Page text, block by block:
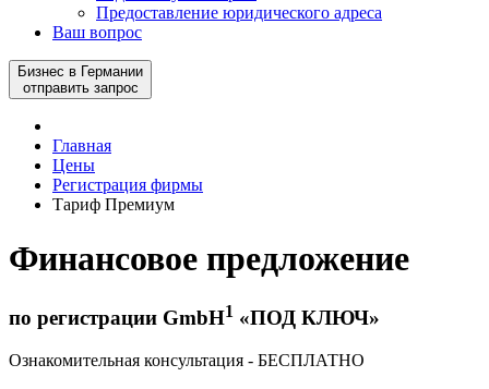
Предоставление юридического адреса
Ваш вопрос
Бизнес в Германии
отправить запрос
Главная
Цены
Регистрация фирмы
Тариф Премиум
Финансовое предложение
по регистрации GmbH1 «ПОД КЛЮЧ»
Ознакомительная консультация - БЕСПЛАТНО